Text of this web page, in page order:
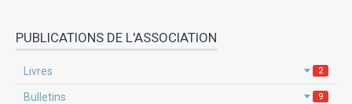
PUBLICATIONS DE L'ASSOCIATION
Livres 2
Bulletins 9